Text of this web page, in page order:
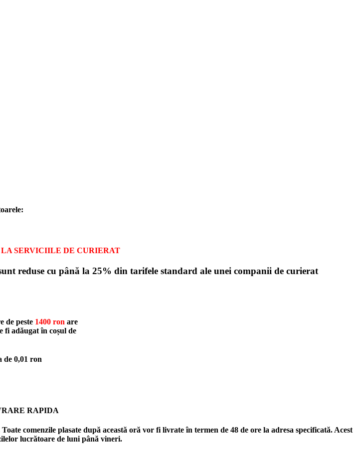
SERVICIILE DE CURIERAT
reduse cu până la 25% din tarifele standard ale unei companii de curierat
de peste 1400 ron are
fi adăugat în coșul de
de 0,01 ron
RAPIDA
comenzile plasate după această oră vor fi livrate în termen de 48 de ore la adresa specificată. Acest
lucrătoare de luni până vineri.